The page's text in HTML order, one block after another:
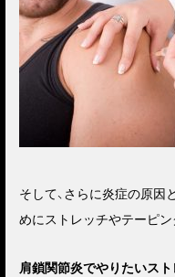
そして、さらに炎症の原
めにストレッチやテーピン
肩鎖関節炎でやりたいス